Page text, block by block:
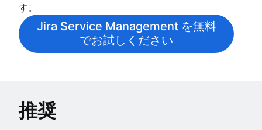
す。
Jira Service Management を無料
でお試しください
推奨